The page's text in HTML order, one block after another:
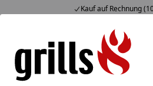
Kauf auf Rechnung
Alle Produkte
Mein Konto
Suchen